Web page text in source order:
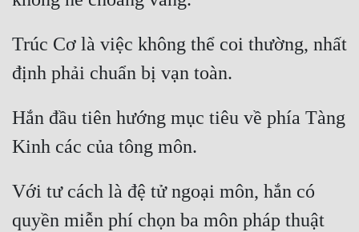
Trúc Cơ là việc không thể coi thường, nhất
Hắn đầu tiên hướng mục tiêu về phía Tàng
Với tư cách là đệ tử ngoại môn, hắn có
quyền miễn phí chọn ba môn pháp thuật